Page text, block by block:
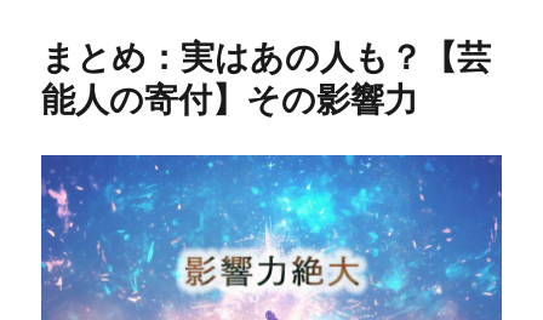
ー
まとめ：実はあの人も？【芸
能人の寄付】その影響力